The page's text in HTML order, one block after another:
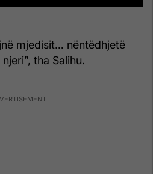
mjedisit… nëntëdhjetë
tha Salihu.